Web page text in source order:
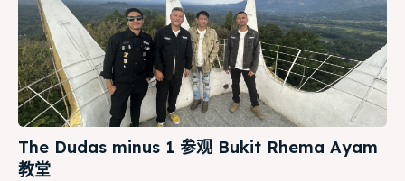
The Dudas minus 1 参观 Bukit Rhema Ayam
教堂